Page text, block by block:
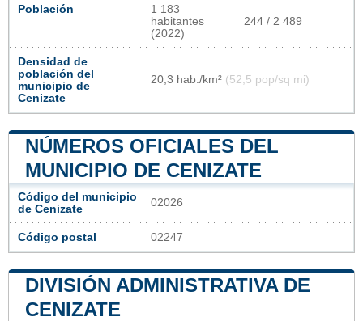
Población
1 183
habitantes
(2022)
244 / 2 489
Densidad de
población del
municipio de
Cenizate
20,3 hab./km² (52,5 pop/sq mi)
NÚMEROS OFICIALES DEL
MUNICIPIO DE CENIZATE
Código del municipio
de Cenizate
02026
Código postal 02247
DIVISIÓN ADMINISTRATIVA DE
CENIZATE